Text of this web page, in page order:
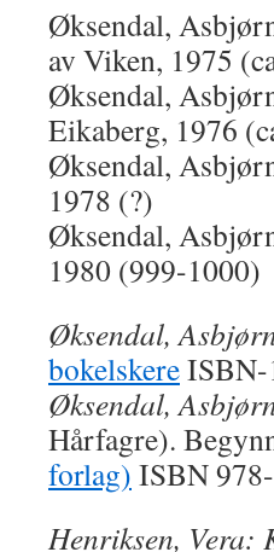
Øksendal,
av Viken, 1975
Øksendal,
Eikaberg, 1976
Øksendal,
1978 (?)
Øksendal,
1980 (999-1000)
Øksendal,
bokelskereISBN-
Øksendal,
Hårfagre).
forlag) ISBN
Henriksen, Vera: